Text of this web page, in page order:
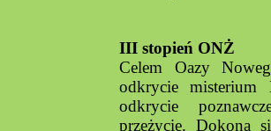
III stopień ONŻ
Celem Oazy
odkrycie
odkrycie
przeżycie. Dokona